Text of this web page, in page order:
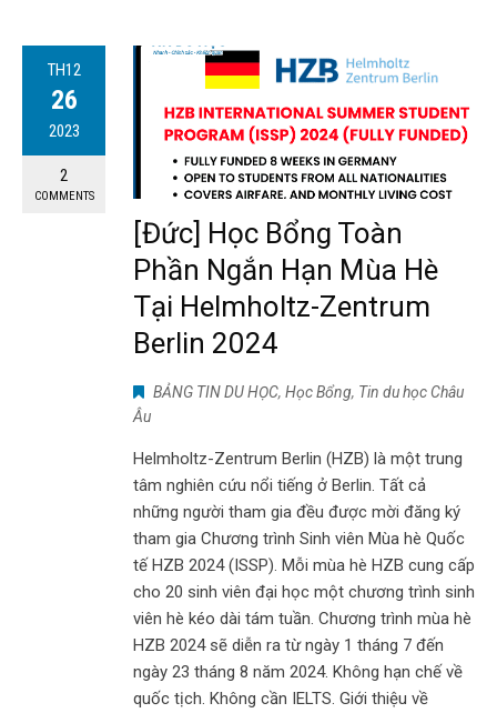
TH12
26
2023
2
COMMENTS
[Đức] Học Bổng Toàn
Phần Ngắn Hạn Mùa Hè
Tại Helmholtz-Zentrum
Berlin 2024
BẢNG TIN DU HỌC, Học Bổng, Tin du học Châu
Âu
Helmholtz-Zentrum Berlin (HZB) là một trung
tâm nghiên cứu nổi tiếng ở Berlin. Tất cả
những người tham gia đều được mời đăng ký
tham gia Chương trình Sinh viên Mùa hè Quốc
tế HZB 2024 (ISSP). Mỗi mùa hè HZB cung cấp
cho 20 sinh viên đại học một chương trình sinh
viên hè kéo dài tám tuần. Chương trình mùa hè
HZB 2024 sẽ diễn ra từ ngày 1 tháng 7 đến
ngày 23 tháng 8 năm 2024. Không hạn chế về
quốc tịch. Không cần IELTS. Giới thiệu về